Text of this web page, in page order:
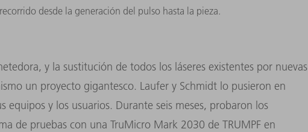
desde la generación del pulso hasta la pieza.
y la sustitución de todos los láseres existentes por nuevas
un proyecto gigantesco. Laufer y Schmidt lo pusieron en
equipos y los usuarios. Durante seis meses, probaron los
de pruebas con una TruMicro Mark 2030 de TRUMPF en